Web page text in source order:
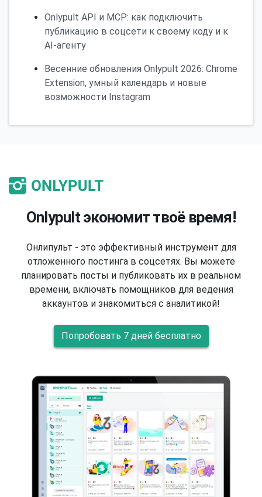
Onlypult API и MCP: как подключить
публикацию в соцсети к своему коду и к
AI-агенту
Весенние обновления Onlypult 2026: Chrome
Extension, умный календарь и новые
возможности Instagram
Onlypult экономит твоё время!
Онлипульт - это эффективный инструмент для
отложенного постинга в соцсетях. Вы можете
планировать посты и публиковать их в реальном
времени, включать помощников для ведения
аккаунтов и знакомиться с аналитикой!
Попробовать 7 дней бесплатно